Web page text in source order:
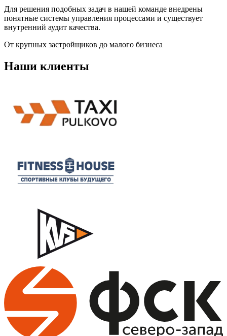
Для решения подобных задач в нашей команде внедрены
понятные системы управления процессами и существует
внутренний аудит качества.
От крупных застройщиков до малого бизнеса
Наши клиенты